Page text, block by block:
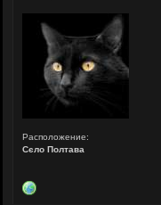
Расположение:
Сєло Полтава